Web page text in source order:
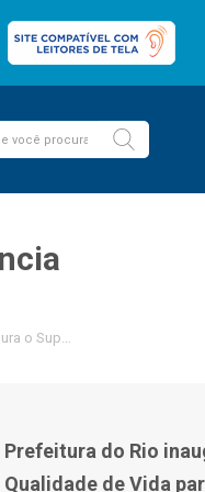
o Super Centro de Bem-
Prefeitura do Rio
Qualidade de Vida